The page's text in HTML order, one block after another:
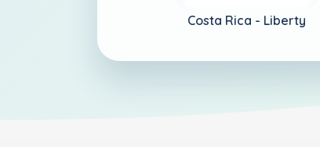
Costa Rica - Liberty